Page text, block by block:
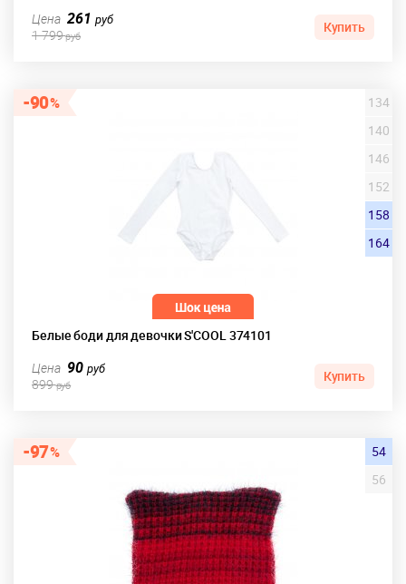
Цена 261руб
1 799руб
Купить
90
Белые боди для девочки S'COOL 374101
134
140
146
152
158
164
Цена 90руб
899руб
Купить
97
54
56